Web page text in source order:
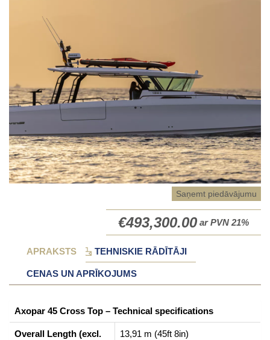
Saņemt piedāvājumu
ar PVN 21%
€493,300.00
APRAKSTS TEHNISKIE RĀDĪTĀJI
CENAS UN APRĪKOJUMS
Axopar 45 Cross Top – Technical specifications
Overall Length (excl.
13,91 m (45ft 8in)